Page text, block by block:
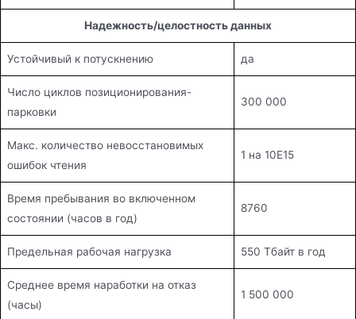
Надежность/целостность данных
Устойчивый к потускнению да
Число циклов позиционирования-
парковки
300 000
Макс. количество невосстановимых
ошибок чтения
1 на 10E15
Время пребывания во включенном
состоянии (часов в год)
8760
Предельная рабочая нагрузка 550 Тбайт в год
Среднее время наработки на отказ
(часы)
1 500 000